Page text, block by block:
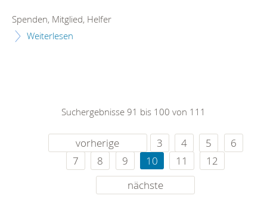
Spenden, Mitglied, Helfer
Weiterlesen
Suchergebnisse 91 bis 100 von 111
vorherige 3 4 5
6
7
8 9 10 11
12
nächste